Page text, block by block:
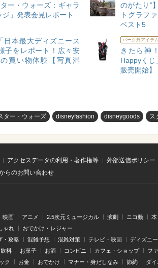
ー・ウォーズ：ギャラ
」発表会見レポート
のがたり”
トグラフ
ベスト5
「日本最大ディズニース
子をレポート！広々安
買い物体験【写真満
パーク外アイテム
きたら神
Happyくじ
販売開始】
ター・ウォーズ disneyfashion disneygoods ス
アクセスデータの利用・著作権等 外部送信ポリシー
らのお問い合わせ
映画 アニメ 2.5次元ミュージカル 演劇 ニコ動 本
ゃれ おでかけ・レジャー
・攻略 混雑予想 混雑対策 テレビ・映画 ディズニ
飲料 お菓子 お酒 コンビニ カフェ・ショップ フ
ク お金 おでかけ マナー・身だしなみ 節約 ダ